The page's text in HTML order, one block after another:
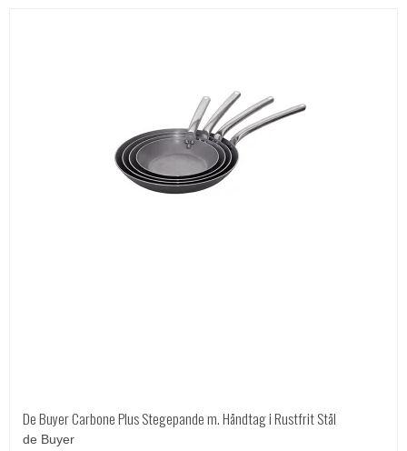
De Buyer Carbone Plus Stegepande m. Håndtag i Rustfrit Stål
de Buyer